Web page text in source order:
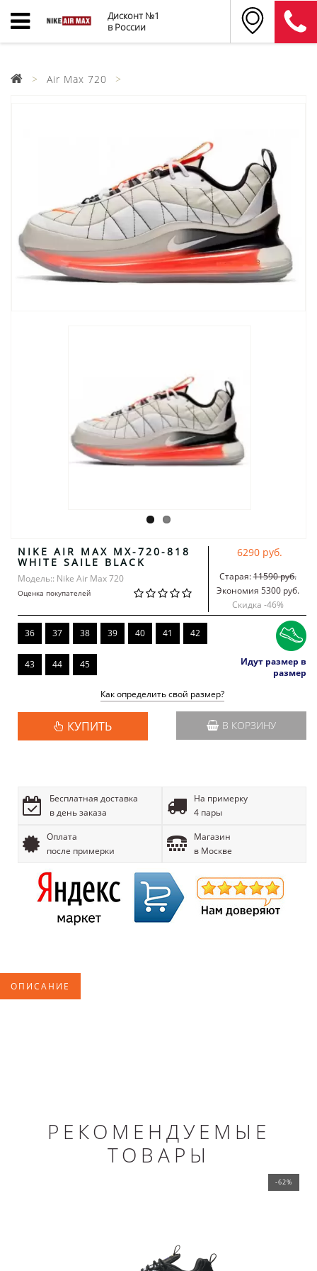
Дисконт №1
в России
Air Max 720
NIKE AIR MAX MX-720-818
WHITE SAILE BLACK
Модель:: Nike Air Max 720
Оценка покупателей
6290 руб.
Старая:11590 руб.
Экономия 5300 руб.
Скидка -46%
36 37 38 39 40 41 42
43 44 45
Идут размер в
размер
Как определить свой размер?
КУПИТЬ В КОРЗИНУ
Бесплатная доставка
в день заказа
На примерку
4 пары
Оплата
после примерки
Магазин
в Москве
ОПИСАНИЕ
РЕКОМЕНДУЕМЫЕ
ТОВАРЫ
-62%